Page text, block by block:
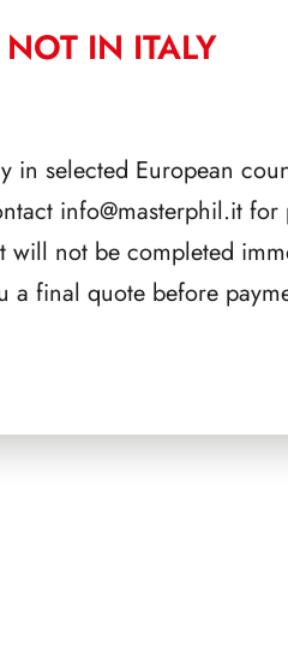
IN ITALY
in selected European
info@masterphil.itfor
will not be completed
a final quote before